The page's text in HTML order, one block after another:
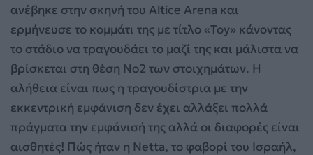
ανέβηκε στην σκηνή του Altice Arena και
ερμήνευσε το κομμάτι της με τίτλο «Toy» κάνοντας
το στάδιο να τραγουδάει το μαζί της και μάλιστα να
βρίσκεται στη θέση Νο2 των στοιχημάτων. Η
αλήθεια είναι πως η τραγουδίστρια με την
εκκεντρική εμφάνιση δεν έχει αλλάξει πολλά
πράγματα την εμφάνισή της αλλά οι διαφορές είναι
αισθητές! Πώς ήταν η Netta, το φαβορί του Ισραήλ,